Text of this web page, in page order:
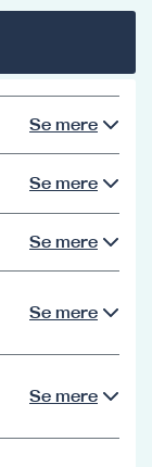
Se mere
Se mere
Se mere
Se mere
Se mere